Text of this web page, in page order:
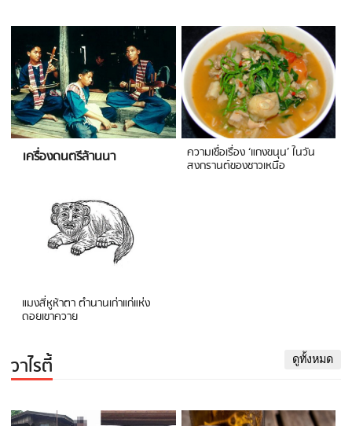
เครื่องดนตรีล้านนา ความเชื่อเรื่อง ‘แกงขนุน’ ในวัน
สงกรานต์ของชาวเหนือ
แมงสี่หูห้าตา ตำนานเก่าแก่แห่ง
ดอยเขาควาย
วาไรตี้ ดูทั้งหมด